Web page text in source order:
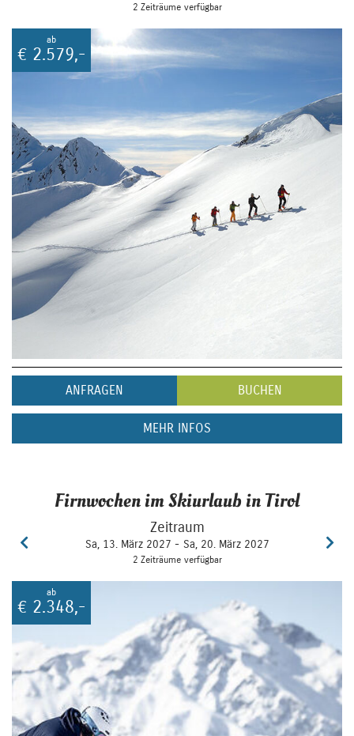
2 Zeiträume verfügbar
ab
€ 2.579,-
ANFRAGEN BUCHEN
MEHR INFOS
Firnwochen im Skiurlaub in Tirol
Zeitraum
Sa, 13. März 2027 - Sa, 20. März 2027
2 Zeiträume verfügbar
ab
€ 2.348,-